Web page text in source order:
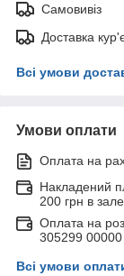
Самовивіз
Доставка
Всі умови
Умови оплати
Оплата на
Накладений
200 грн в
Оплата на
305299
Всі умови